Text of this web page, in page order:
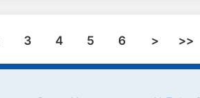
3 4 5 6 > >>